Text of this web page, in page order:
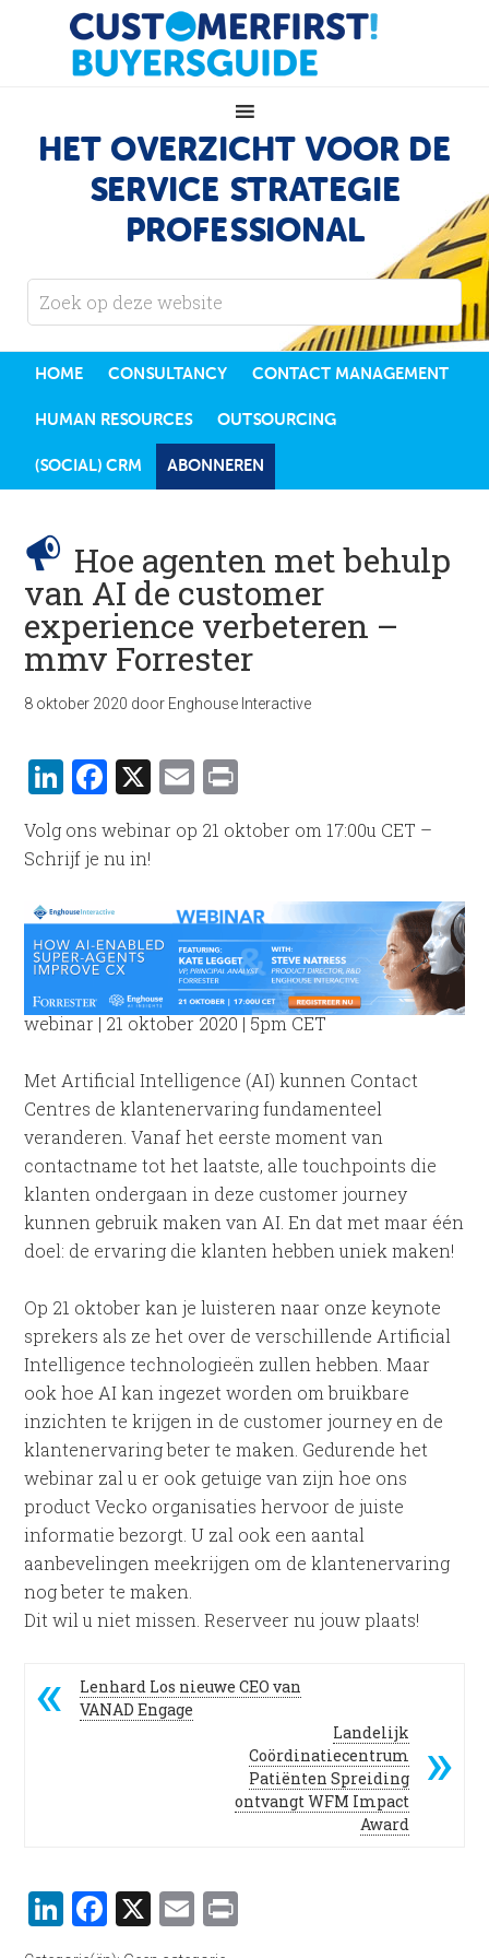
HET OVERZICHT VOOR DE
SERVICE STRATEGIE
PROFESSIONAL
HOME CONSULTANCY CONTACT MANAGEMENT
HUMAN RESOURCES OUTSOURCING
(SOCIAL) CRM ABONNEREN
Hoe agenten met behulp
van AI de customer
experience verbeteren –
mmv Forrester
8 oktober 2020 door Enghouse Interactive
LinkedIn
Facebook
X Email
Volg ons webinar op 21 oktober om 17:00u CET –
Schrijf je nu in!
webinar | 21 oktober 2020 | 5pm CET
Met Artificial Intelligence (AI) kunnen Contact
Centres de klantenervaring fundamenteel
veranderen. Vanaf het eerste moment van
contactname tot het laatste, alle touchpoints die
klanten ondergaan in deze customer journey
kunnen gebruik maken van AI. En dat met maar één
doel: de ervaring die klanten hebben uniek maken!
Op 21 oktober kan je luisteren naar onze keynote
sprekers als ze het over de verschillende Artificial
Intelligence technologieën zullen hebben. Maar
ook hoe AI kan ingezet worden om bruikbare
inzichten te krijgen in de customer journey en de
klantenervaring beter te maken. Gedurende het
webinar zal u er ook getuige van zijn hoe ons
product Vecko organisaties hervoor de juiste
informatie bezorgt. U zal ook een aantal
aanbevelingen meekrijgen om de klantenervaring
nog beter te maken.
Dit wil u niet missen. Reserveer nu jouw plaats!
Lenhard Los nieuwe CEO van
VANAD Engage
Landelijk
Coördinatiecentrum
Patiënten Spreiding
ontvangt WFM Impact
Award
LinkedIn
Facebook
X Email